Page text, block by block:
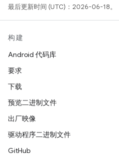
最后更新时间 (UTC)：2026-06-18。
构建
Android 代码库
要求
下载
预览二进制文件
出厂映像
驱动程序二进制文件
GitHub